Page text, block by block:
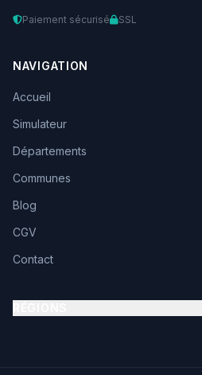
Paiement sécurisé SSL
NAVIGATION
Accueil
Simulateur
Départements
Communes
Blog
CGV
Contact